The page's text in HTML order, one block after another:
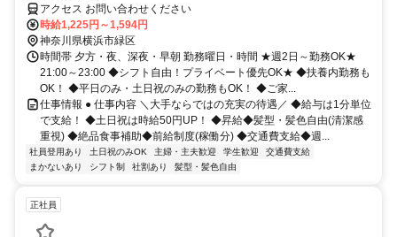
アクセス お問い合わせください
時給1,225円～1,594円
神奈川県横浜市緑区
時間帯 夕方・夜、深夜・早朝 勤務曜日・時間 ★週2日～勤務OK★
21:00～23:00 ◆シフト自由！プライベート優先OK★ ◆扶養内勤務も
OK！ ◆平日のみ・土日祝のみの勤務もOK！ ◆ご家...
仕事情報 ● 仕事内容 ＼大手ならではの充実の待遇／ ◆給与は1分単位
で支給！ ◆土日祝は時給50円UP！ ◆昇給◆髪型・髪色自由(清潔感
重視) ◆絶品食事補助◆前給制度(稼働分) ◆交通費支給◆週...
社員登用あり 土日祝のみOK 主婦・主夫歓迎 学生歓迎
交通費支給
まかないあり
シフト制 社割あり 髪型・髪色自由
正社員